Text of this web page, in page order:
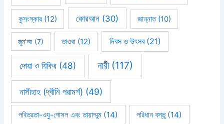
কুসংস্কার(12) কোরআন (30) জান্নাত(10)
জুম'আ (7) তাওবা (12) দিবস ও উৎসব(21)
দোয়া ও যিকির (48) নারী(117)
নাসীহাহ (দ্বীনি পরামর্শ) (49)
পবিত্রতা-ওযু-গোসল এবং তায়াম্মুম (14) পরিধান বস্তু(14)